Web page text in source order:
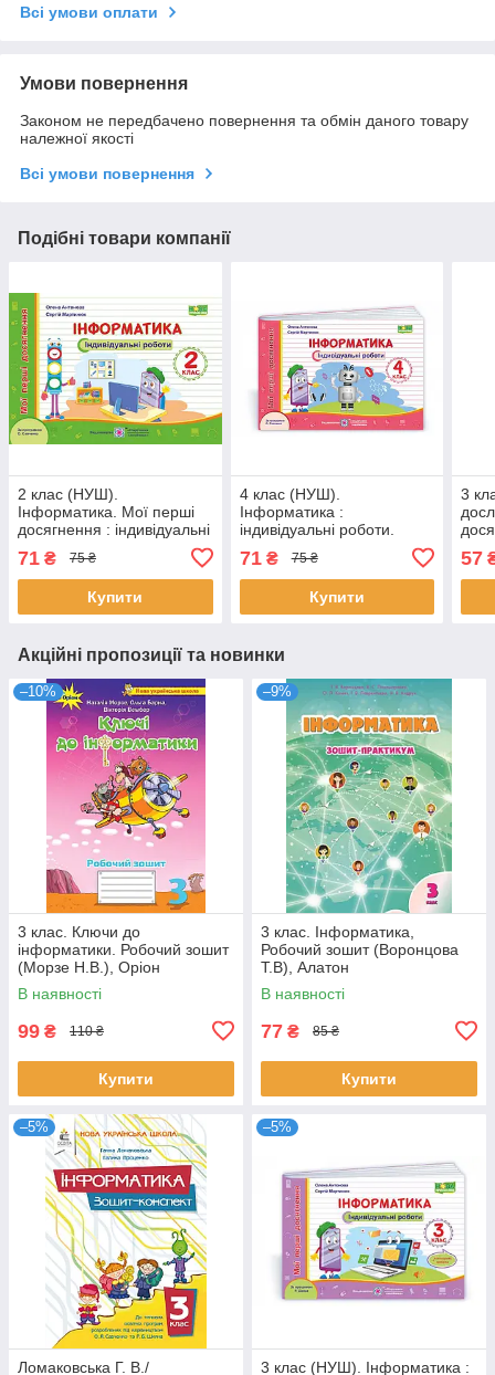
Всі умови оплати
Умови повернення
Законом не передбачено повернення та обмін даного товару
належної якості
Всі умови повернення
Подібні товари компанії
2 клас (НУШ).
Інформатика. Мої перші
досягнення : індивідуальні
Мартинюк С.), Підручники
71 ₴ 75 ₴
Купити
4 клас (НУШ).
Інформатика :
індивідуальні роботи.
досягнення» (Антонова
О., Мартинюк С.),
71₴ 75 ₴
Купити
3
57
Акційні пропозиції та новинки
–10%
3 клас. Ключи до
інформатики. Робочий зошит
(Морзе Н.В.), Оріон
В наявності
99 ₴ 110 ₴
Купити
–9%
3 клас. Інформатика,
Робочий зошит (Воронцова
Т.В), Алатон
В наявності
77 ₴ 85 ₴
Купити
–5%
Ломаковська Г. В./
–5%
3 клас (НУШ). Інформатика :